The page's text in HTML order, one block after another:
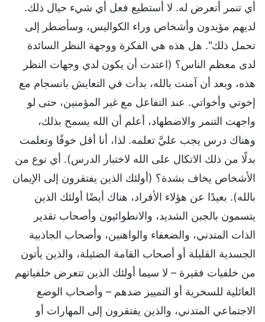
أي تنمر أتعرض له. لا أستطيع فعل أي شيء حيال ذلك.
لديهم مؤيدون وأشخاص وراء الكواليس، وسأضطر إلى
تحمل ذلك". هل هذه هي الفكرة ووجهة النظر السائدة
لدى معظم الناس؟ (اعتدت أن يكون لدي وجهات النظر
هذه، وبعد أن آمنت بالله، بدأت في التعايش بانسجام مع
إخوتي وأخواتي. عند التفاعل مع غير المؤمنين، حتى لو
واجهت التنمر والاضطهاد، أعلم أن الله يسمح بذلك،
وهناك درس يجب عليَّ تعلمه. لذا، أنا أقل خوفًا وتعلمت
بدلًا من ذلك الاتكال على الله لاختبار الدرس). أي نوع من
الأشخاص يخاف بشدة؟ (أولئك الذين يفتقرون إلى الإيمان
بالله). بعيدًا عن هؤلاء الأفراد، هناك أيضًا أولئك الذين
يتسمون بالجبن الشديد، والانطوائيون وأصحاب تقدير
الذات المتدني، والضعفاء والواهنين، وأصحاب الجاذبية
الجسدية القليلة أو أصحاب القامة الضئيلة، والذين يأتون
من خلفيات فقيرة – لا سيما أولئك الذين تتعرض خلفياتهم
العائلية للسخرية أو التمييز ضدهم – وأصحاب الوضع
الاجتماعي المتدني، والذين يفتقرون إلى المهارات أو